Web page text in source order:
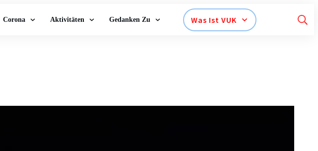
Corona Aktivitäten Gedanken Zu Was Ist VUK